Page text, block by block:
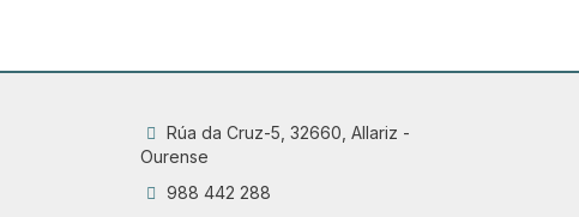
Rúa da Cruz-5, 32660, Allariz -
Ourense
988 442 288